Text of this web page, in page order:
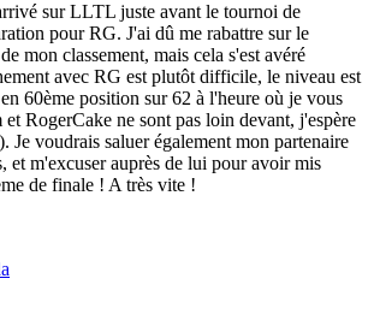
sur LLTL juste avant le tournoi de
pour RG. J'ai dû me rabattre sur le
mon classement, mais cela s'est avéré
avec RG est plutôt difficile, le niveau est
60ème position sur 62 à l'heure où je vous
RogerCake ne sont pas loin devant, j'espère
Je voudrais saluer également mon partenaire
et m'excuser auprès de lui pour avoir mis
de finale ! A très vite !